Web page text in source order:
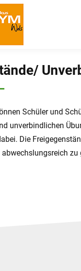
Schüler und
unverbindlichen
Die
zu